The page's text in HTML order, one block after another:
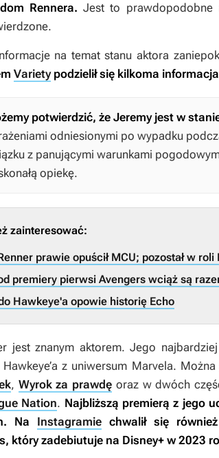
Rennera. Jest to prawdopodobne
na temat stanu aktora
Varietypodzielił się kilkoma
potwierdzić, że Jeremy jest w
odniesionymi po wypadku
z panującymi warunkami
opiekę.
zainteresować:
prawie opuścił MCU; pozostał w
premiery pierwsi Avengers wciąż są
Hawkeye'a opowie historię Echo
jest znanym aktorem. Jego
z uniwersum Marvela.
, Wyrok za prawdę oraz w dwóch
Nation. Najbliższą premierą z jego
. Na Instagramie chwalił się
, który zadebiutuje na Disney+ w 2023